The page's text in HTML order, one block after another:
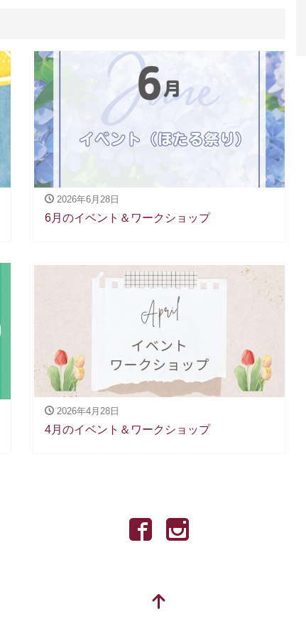
2026年6月28日
6月のイベント＆ワークショップ
2026年4月28日
4月のイベント＆ワークショップ